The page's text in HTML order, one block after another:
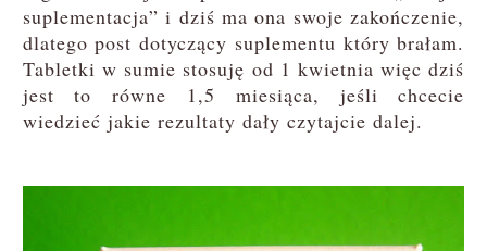
suplementacja” i dziś ma ona swoje zakończenie,
dlatego post dotyczący suplementu który brałam.
Tabletki w sumie stosuję od 1 kwietnia więc dziś
jest to równe 1,5 miesiąca, jeśli chcecie
wiedzieć jakie rezultaty dały czytajcie dalej.